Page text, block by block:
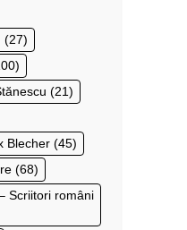
(27)
(21)
Blecher (45)
(68)
Scriitori români